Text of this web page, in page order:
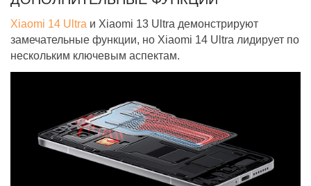
Xiaomi 14 Ultra и Xiaomi 13 Ultra демонстрируют
замечательные функции, но Xiaomi 14 Ultra лидирует по
нескольким ключевым аспектам.